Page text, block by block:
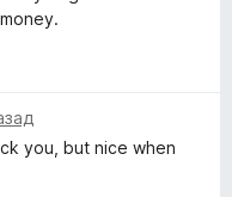
you, but nice when